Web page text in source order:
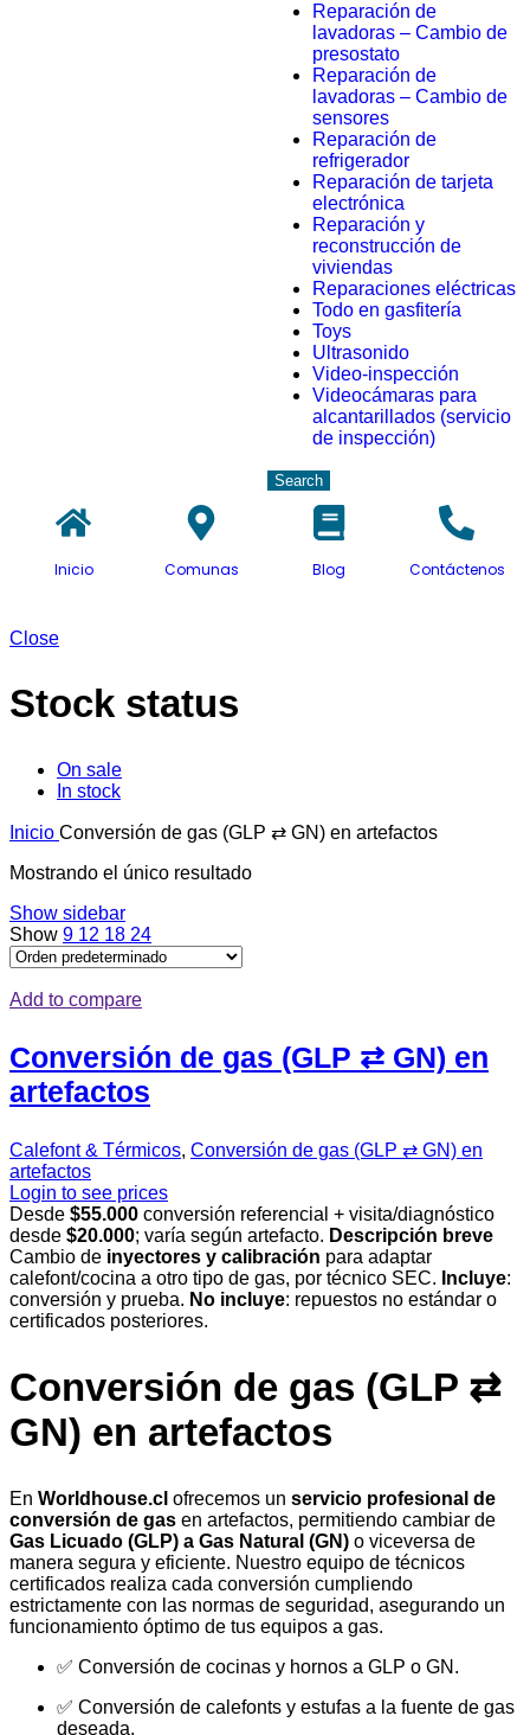
Reparación de
lavadoras – Cambio de
presostato
Reparación de
lavadoras – Cambio de
sensores
Reparación de
refrigerador
Reparación de tarjeta
electrónica
Reparación y
reconstrucción de
viviendas
Reparaciones eléctricas
Todo en gasfitería
Toys
Ultrasonido
Video-inspección
Videocámaras para
alcantarillados (servicio
de inspección)
Search
Inicio Comunas Blog Contáctenos
Close
Stock status
On sale
In stock
Inicio Conversión de gas (GLP ⇄ GN) en artefactos
Mostrando el único resultado
Show sidebar
Show 9 12 18 24
Add to compare
Conversión de gas (GLP ⇄ GN) en
artefactos
Calefont & Térmicos, Conversión de gas (GLP ⇄ GN) en
artefactos
Login to see prices
Desde $55.000 conversión referencial + visita/diagnóstico
desde $20.000; varía según artefacto. Descripción breve
Cambio de inyectores y calibración para adaptar
calefont/cocina a otro tipo de gas, por técnico SEC. Incluye:
conversión y prueba. No incluye: repuestos no estándar o
certificados posteriores.
Conversión de gas (GLP ⇄
GN) en artefactos
En Worldhouse.cl ofrecemos un servicio profesional de
conversión de gas en artefactos, permitiendo cambiar de
Gas Licuado (GLP) a Gas Natural (GN) o viceversa de
manera segura y eficiente. Nuestro equipo de técnicos
certificados realiza cada conversión cumpliendo
estrictamente con las normas de seguridad, asegurando un
funcionamiento óptimo de tus equipos a gas.
✅ Conversión de cocinas y hornos a GLP o GN.
✅ Conversión de calefonts y estufas a la fuente de gas
deseada.